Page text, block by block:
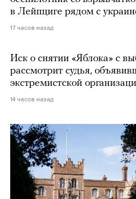
в Лейпциге рядом с
17 часов назад
Иск о снятии «Яблока» с
рассмотрит судья,
экстремистской
14 часов назад